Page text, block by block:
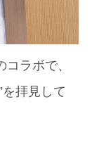
ラボで、
を拝見して